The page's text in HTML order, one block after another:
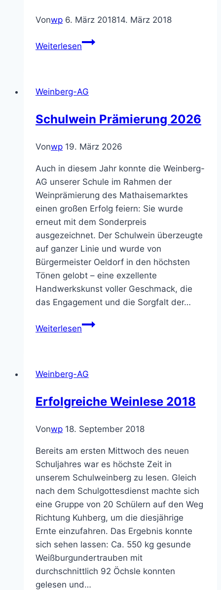
Vonwp 6. März 201814. März 2018
WeiterlesenSieger-
für
AG
Weinberg-AG
Schulwein Prämierung 2026
Vonwp 19. März 2026
Auch in diesem Jahr konnte die Weinberg-
AG unserer Schule im Rahmen der
Weinprämierung des Mathaisemarktes
einen großen Erfolg feiern: Sie wurde
erneut mit dem Sonderpreis
ausgezeichnet. Der Schulwein überzeugte
auf ganzer Linie und wurde von
Bürgermeister Oeldorf in den höchsten
Tönen gelobt – eine exzellente
Handwerkskunst voller Geschmack, die
das Engagement und die Sorgfalt der…
WeiterlesenSchulwein
Weinberg-AG
Erfolgreiche Weinlese 2018
Vonwp 18. September 2018
Bereits am ersten Mittwoch des neuen
Schuljahres war es höchste Zeit in
unserem Schulweinberg zu lesen. Gleich
nach dem Schulgottesdienst machte sich
eine Gruppe von 20 Schülern auf den Weg
Richtung Kuhberg, um die diesjährige
Ernte einzufahren. Das Ergebnis konnte
sich sehen lassen: Ca. 550 kg gesunde
Weißburgundertrauben mit
durchschnittlich 92 Öchsle konnten
gelesen und…